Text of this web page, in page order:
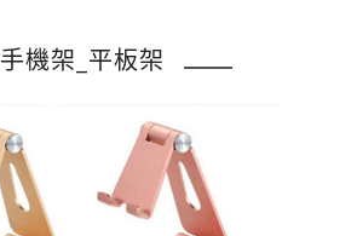
手機架_平板架